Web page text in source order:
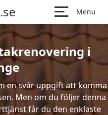
Menu
i
en svår uppgift att komma
Men om du följer denna
får du den enklaste